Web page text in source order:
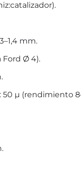
mm.
Ford Ø 4).
50 µ (rendimiento